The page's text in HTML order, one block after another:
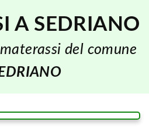
A SEDRIANO
del comune